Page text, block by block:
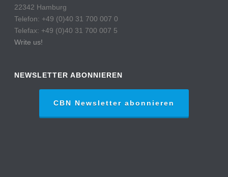
22342 Hamburg
Telefon: +49 (0)40 31 700 007 0
Telefax: +49 (0)40 31 700 007 5
Write us!
NEWSLETTER ABONNIEREN
CBN Newsletter abonnieren